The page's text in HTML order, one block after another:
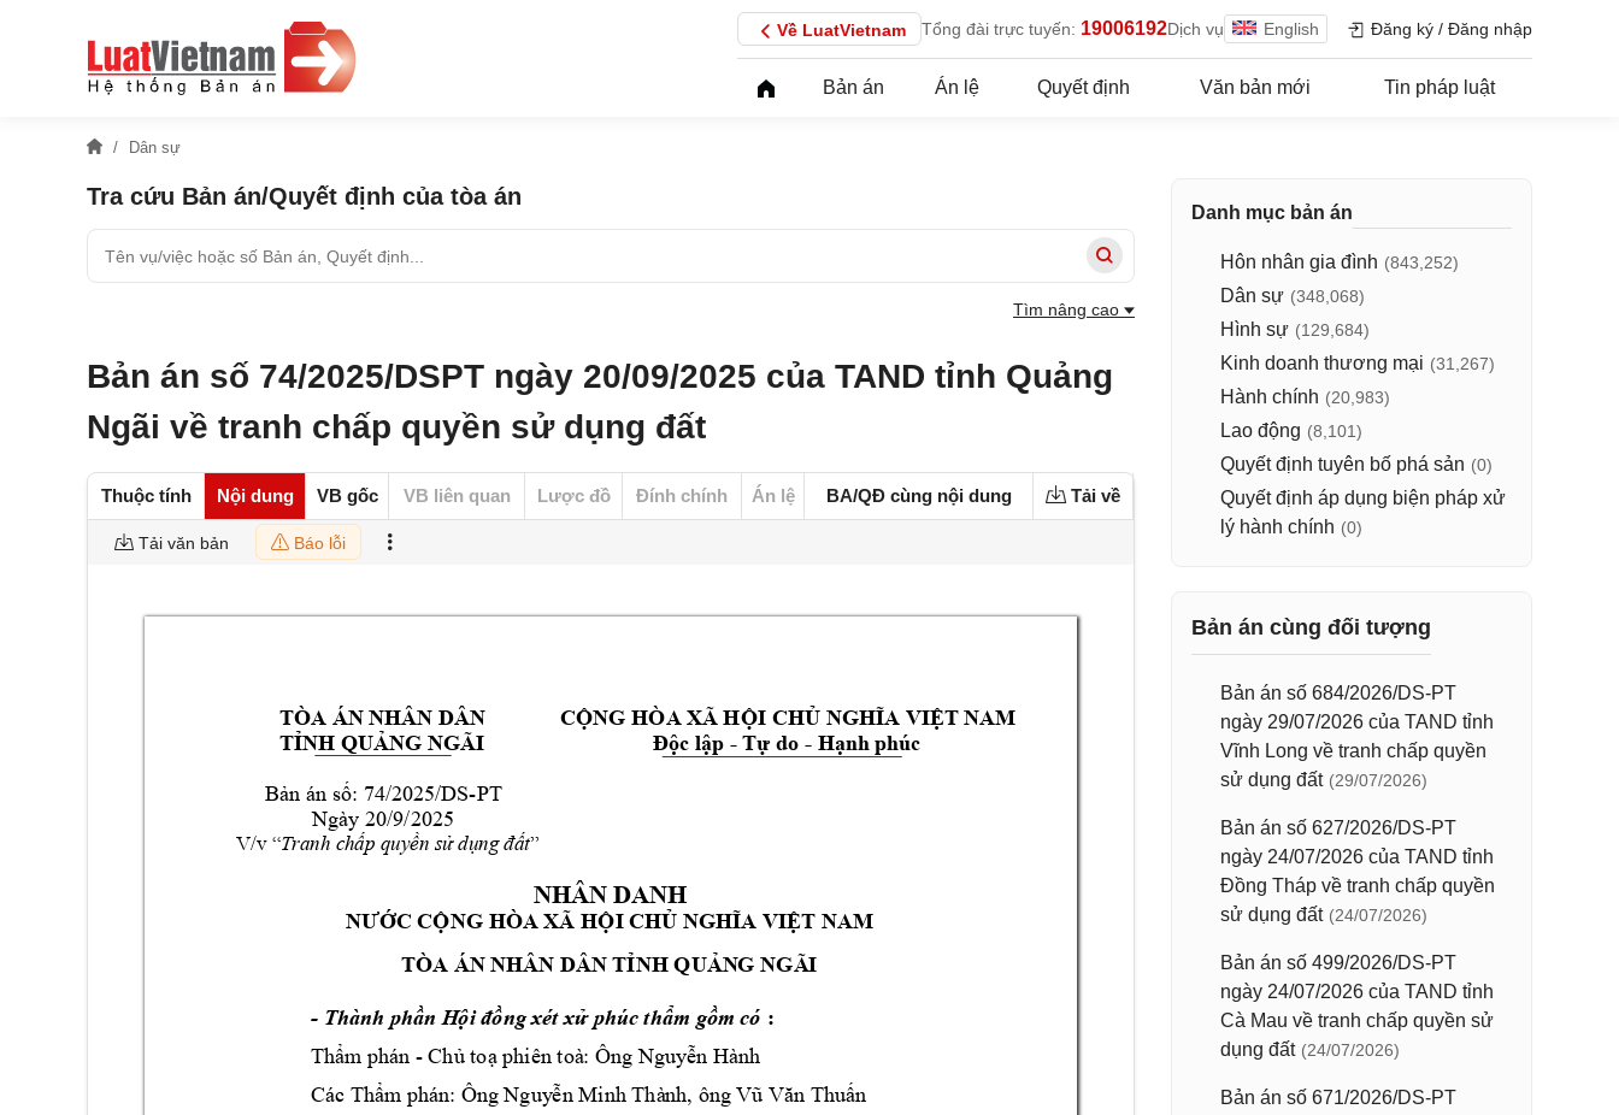
Về LuatVietnam Tổng đài trực tuyến: 19006192Dịch vụ English Đăng ký / Đăng nhập
Bản án Án lệ Quyết định Văn bản mới Tin pháp luật
Dân sự
Tra cứu Bản án/Quyết định của tòa án
Tìm nâng cao
Bản án số 74/2025/DSPT ngày 20/09/2025 của TAND tỉnh Quảng
Ngãi về tranh chấp quyền sử dụng đất
Thuộc tính Nội dung VB gốc VB liên quan Lược đồ Đính chính Án lệ BA/QĐ cùng nội dung Tải về
Tải văn bản Báo lỗi
TÒA ÁN NHÂN DÂN
TỈNH QUẢNG NGÃI
Bản án số: 74/2025/DS-PT
Ngày 20/9/2025
V/v “Tranh chấp quyền sử dụng đất”
CỘNG HÒA XÃ HỘI CHỦ NGHĨA VIỆT NAM
Độc lập - Tự do - Hạnh phúc
NHÂN DANH
NƯỚC CỘNG HÒA XÃ HỘI CHỦ NGHĨA VIỆT NAM
TÒA ÁN NHÂN DÂN TỈNH QUẢNG NGÃI
- Thành phần Hội đồng xét xử phúc thẩm gồm có :
Thẩm phán - Chủ toạ phiên toà: Ông Nguyễn Hành
Các Thẩm phán: Ông Nguyễn Minh Thành, ông Vũ Văn Thuấn
Danh mục bản án
Hôn nhân gia đình (843,252)
Dân sự (348,068)
Hình sự (129,684)
Kinh doanh thương mại (31,267)
Hành chính (20,983)
Lao động (8,101)
Quyết định tuyên bố phá sản (0)
Quyết định áp dụng biện pháp xử
lý hành chính (0)
Bản án cùng đối tượng
Bản án số 684/2026/DS-PT
ngày 29/07/2026 của TAND tỉnh
Vĩnh Long về tranh chấp quyền
sử dụng đất (29/07/2026)
Bản án số 627/2026/DS-PT
ngày 24/07/2026 của TAND tỉnh
Đồng Tháp về tranh chấp quyền
sử dụng đất (24/07/2026)
Bản án số 499/2026/DS-PT
ngày 24/07/2026 của TAND tỉnh
Cà Mau về tranh chấp quyền sử
dụng đất (24/07/2026)
Bản án số 671/2026/DS-PT